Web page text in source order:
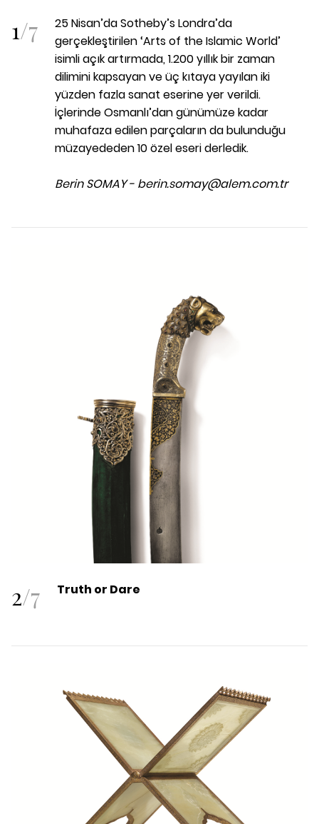
1/7
25 Nisan’da Sotheby’s Londra’da
gerçekleştirilen ‘Arts of the Islamic World’
isimli açık artırmada, 1.200 yıllık bir zaman
dilimini kapsayan ve üç kıtaya yayılan iki
yüzden fazla sanat eserine yer verildi.
İçlerinde Osmanlı’dan günümüze kadar
muhafaza edilen parçaların da bulunduğu
müzayededen 10 özel eseri derledik.
Berin SOMAY - berin.somay@alem.com.tr
2/7 Truth or Dare